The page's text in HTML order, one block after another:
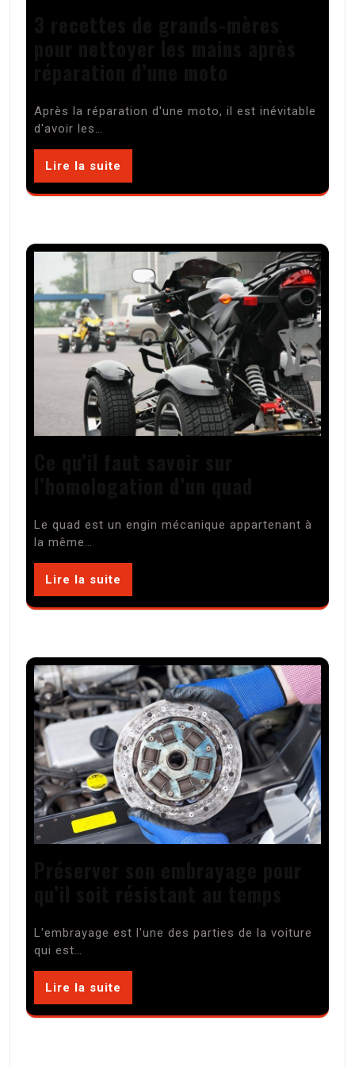
Après la réparation d'une moto, il est inévitable
d'avoir les…
Lire la suite
Le quad est un engin mécanique appartenant à
la même…
Lire la suite
L'embrayage est l'une des parties de la voiture
qui est…
Lire la suite